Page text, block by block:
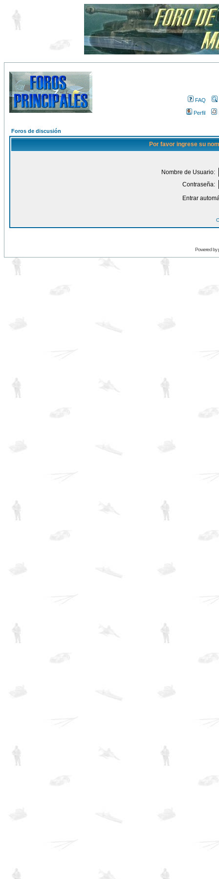
FAQ
Perfil
Foros de discusión
Por favor ingrese su
Nombre de Usuario:
Contraseña:
Entrar
Powered by